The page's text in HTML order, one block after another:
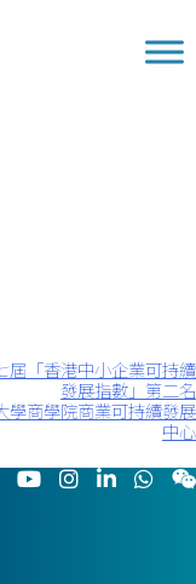
屆「香港中小企業可持續
發展指數」第二名
學商學院商業可持續發展
中心